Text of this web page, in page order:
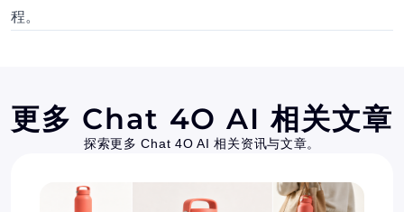
程。
更多 Chat 4O AI 相关文章
探索更多 Chat 4O AI 相关资讯与文章。